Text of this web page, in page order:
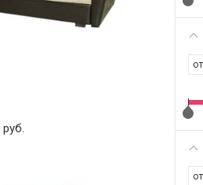
руб.